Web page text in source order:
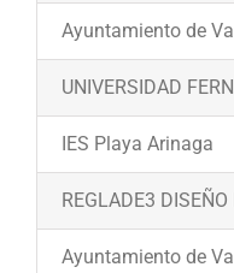
Ayuntamiento de
UNIVERSIDAD
IES Playa Arinaga
REGLADE3
Ayuntamiento de